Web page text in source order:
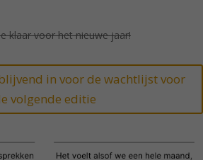
klaar voor het nieuwe jaar!
in voor de wachtlijst voor
volgende editie